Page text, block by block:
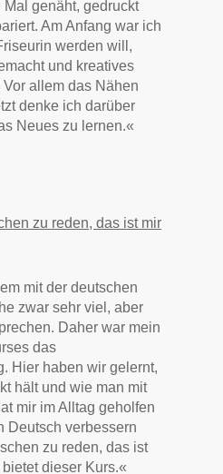
genäht, gedruckt
Am Anfang war ich
werden will,
und kreatives
allem das Nähen
denke ich darüber
Neues zu lernen.«
zu reden, das ist mir
mit der deutschen
zwar sehr viel, aber
Daher war mein
das
Hier haben wir gelernt,
hält und wie man mit
mir im Alltag geholfen
Deutsch verbessern
zu reden, das ist
dieser Kurs.«